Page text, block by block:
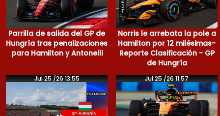
Parrilla de salida del GP de
Hungría tras penalizaciones
para Hamilton y Antonelli
Norris le arrebata la pole a
Hamilton por 12 milésimas-
Reporte Clasificación - GP
de Hungría
Jul 25 /26 13:55 Jul 25 /26 11:57